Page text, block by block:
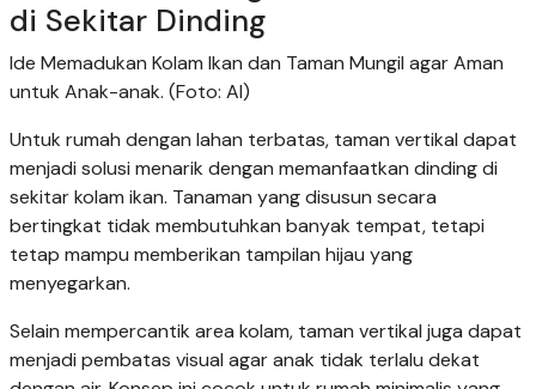
di Sekitar Dinding
Ide Memadukan Kolam Ikan dan Taman Mungil agar Aman
untuk Anak-anak. (Foto: AI)
Untuk rumah dengan lahan terbatas, taman vertikal dapat
menjadi solusi menarik dengan memanfaatkan dinding di
sekitar kolam ikan. Tanaman yang disusun secara
bertingkat tidak membutuhkan banyak tempat, tetapi
tetap mampu memberikan tampilan hijau yang
menyegarkan.
Selain mempercantik area kolam, taman vertikal juga dapat
menjadi pembatas visual agar anak tidak terlalu dekat